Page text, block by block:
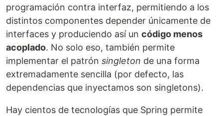
programación contra interfaz, permitiendo a los
distintos componentes depender únicamente de
interfaces y produciendo así un código menos
acoplado. No solo eso, también permite
implementar el patrón singleton de una forma
extremadamente sencilla (por defecto, las
dependencias que inyectamos son singletons).
Hay cientos de tecnologías que Spring permite